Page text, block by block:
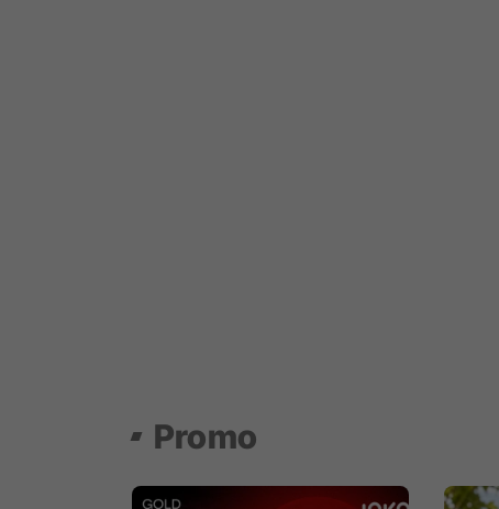
Promo